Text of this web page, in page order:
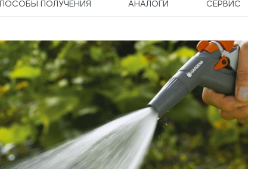
ПОЛУЧЕНИЯ АНАЛОГИ СЕРВИС